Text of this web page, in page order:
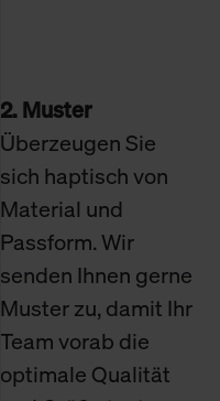
2. Muster
Überzeugen Sie
sich haptisch von
Material und
Passform. Wir
senden Ihnen gerne
Muster zu, damit Ihr
Team vorab die
optimale Qualität